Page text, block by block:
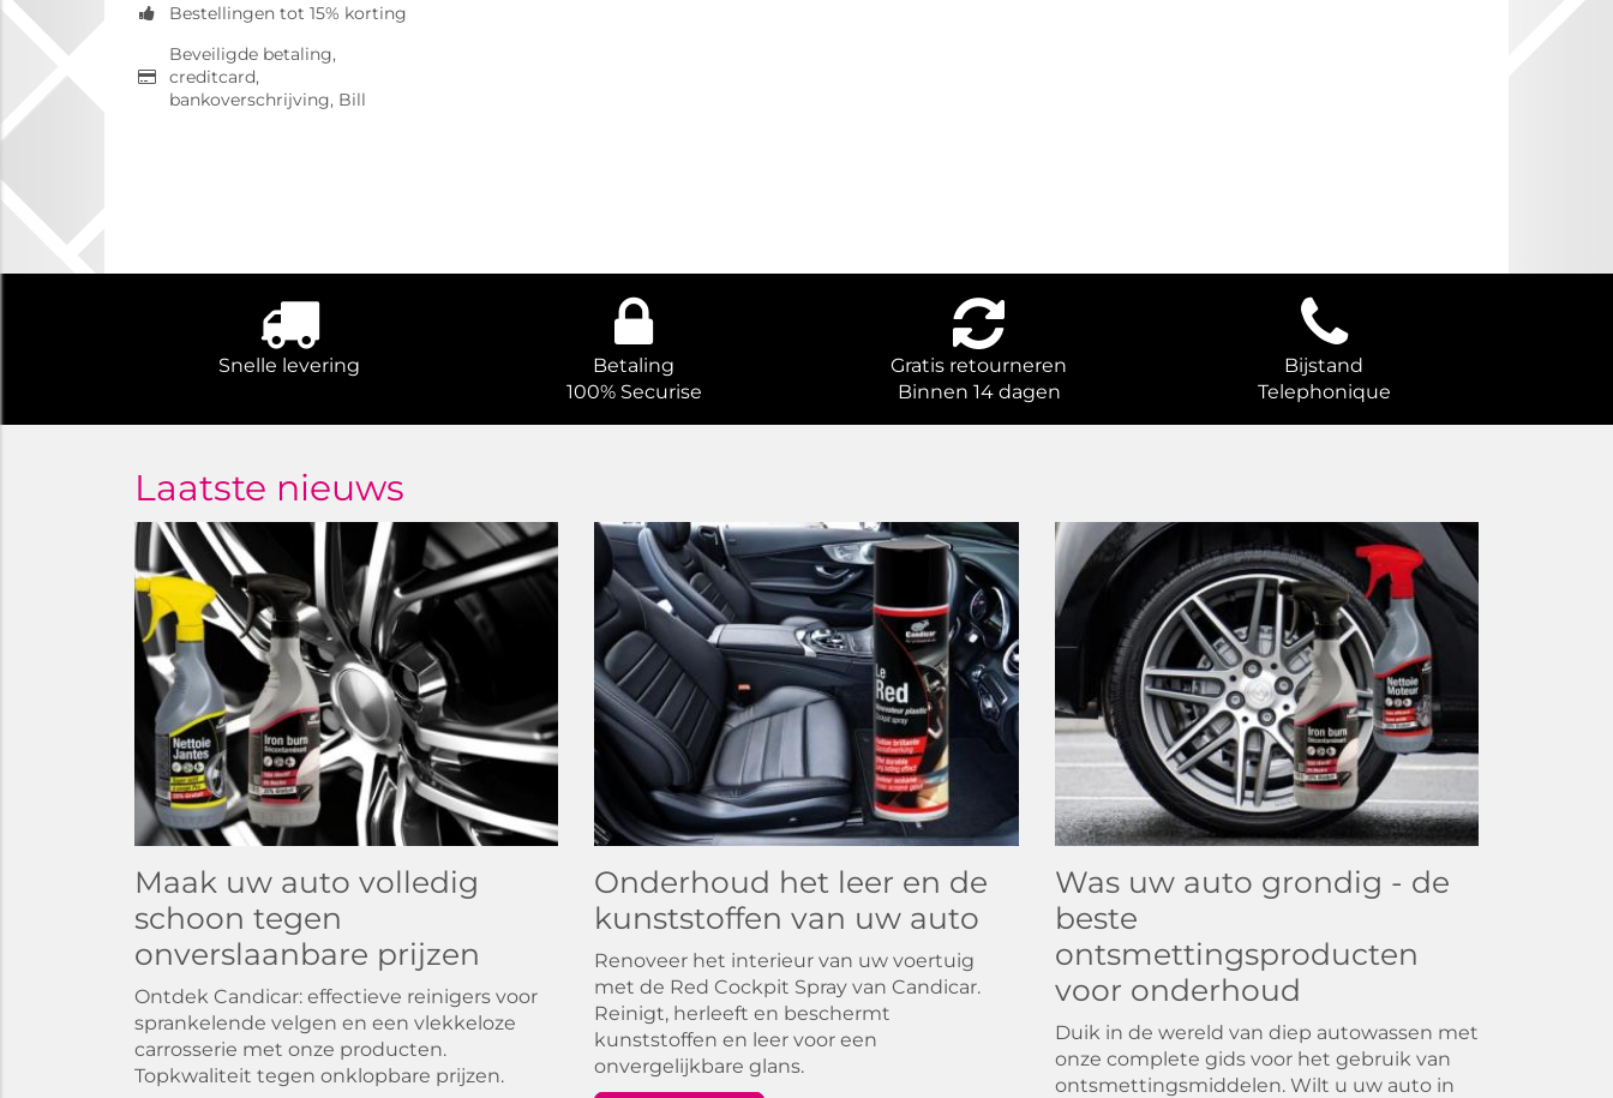
Bestellingen tot 15% korting
Beveiligde betaling,
creditcard,
bankoverschrijving, Bill
Snelle levering
Betaling
100% Securise
Gratis retourneren
Binnen 14 dagen
Bijstand
Telephonique
Laatste nieuws
Maak uw auto volledig
schoon tegen
onverslaanbare prijzen
Ontdek Candicar: effectieve reinigers voor
sprankelende velgen en een vlekkeloze
carrosserie met onze producten.
Topkwaliteit tegen onklopbare prijzen.
Onderhoud het leer en de
kunststoffen van uw auto
Renoveer het interieur van uw voertuig
met de Red Cockpit Spray van Candicar.
Reinigt, herleeft en beschermt
kunststoffen en leer voor een
onvergelijkbare glans.
Was uw auto grondig - de
beste
ontsmettingsproducten
voor onderhoud
Duik in de wereld van diep autowassen met
onze complete gids voor het gebruik van
ontsmettingsmiddelen. Wilt u uw auto in